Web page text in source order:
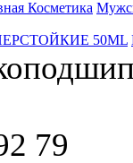
Косметика
50ML
79